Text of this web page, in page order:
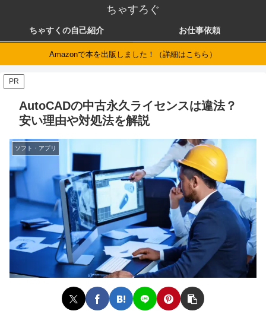
ちゃすろぐ
ちゃすくの自己紹介 お仕事依頼
Amazonで本を出版しました！（詳細はこちら）
PR
AutoCADの中古永久ライセンスは違法？
安い理由や対処法を解説
ソフト・アプリ